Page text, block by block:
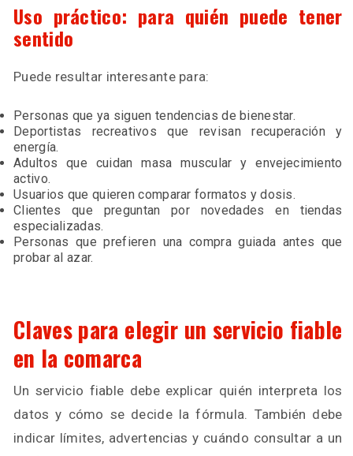
Uso práctico: para quién puede tener
sentido
Puede resultar interesante para:
Personas que ya siguen tendencias de bienestar.
Deportistas recreativos que revisan recuperación y
energía.
Adultos que cuidan masa muscular y envejecimiento
activo.
Usuarios que quieren comparar formatos y dosis.
Clientes que preguntan por novedades en tiendas
especializadas.
Personas que prefieren una compra guiada antes que
probar al azar.
Claves para elegir un servicio fiable
en la comarca
Un servicio fiable debe explicar quién interpreta los
datos y cómo se decide la fórmula. También debe
indicar límites, advertencias y cuándo consultar a un